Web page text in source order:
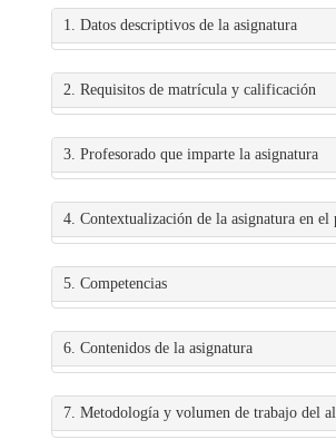
1. Datos descriptivos de la asignatura
2. Requisitos de matrícula y calificación
3. Profesorado que imparte la asignatura
4. Contextualización de la asignatura en el
5. Competencias
6. Contenidos de la asignatura
7. Metodología y volumen de trabajo del